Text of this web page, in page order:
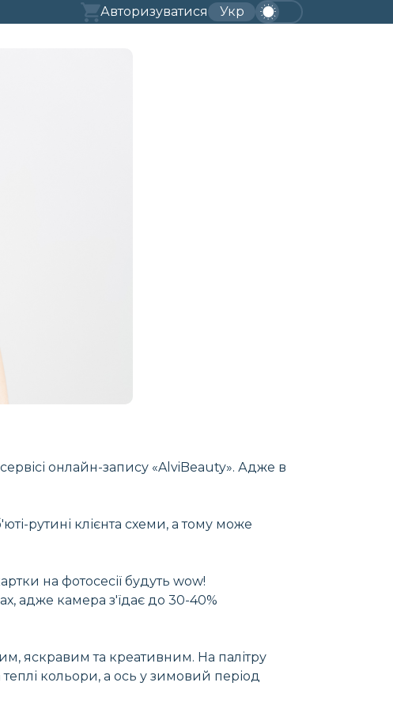
Авторизуватися Укр
онлайн-запису «AlviBeauty». Адже в
рутині клієнта схеми, а тому може
на фотосесії будуть wow!
адже камера з'їдає до 30-40%
яскравим та креативним. На палітру
кольори, а ось у зимовий період